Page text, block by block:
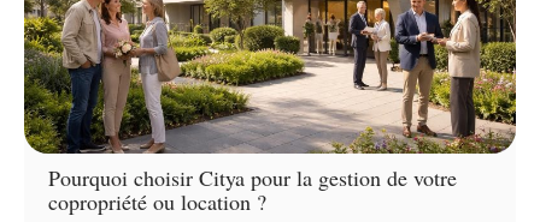
Pourquoi choisir Citya pour la gestion de votre
copropriété ou location ?